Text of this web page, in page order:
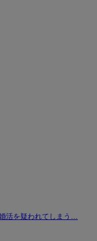
活を疑われてしまう…